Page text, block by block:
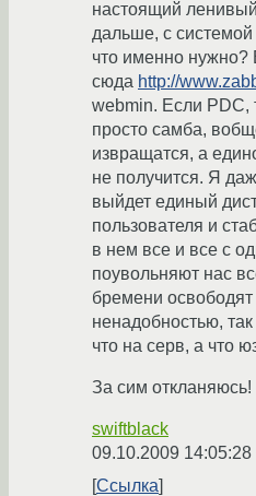
настоящий
дальше, с
что именно нужно?
сюда http://
webmin. Если PDC,
просто самба,
извращатся, а
не получится. Я
выйдет единый
пользователя и
в нем все и все с
поувольняют нас
бремени освободят
ненадобностью,
что на серв, а что
За сим откланяюсь!
swiftblack
09.10.2009 14:05:28
Ссылка